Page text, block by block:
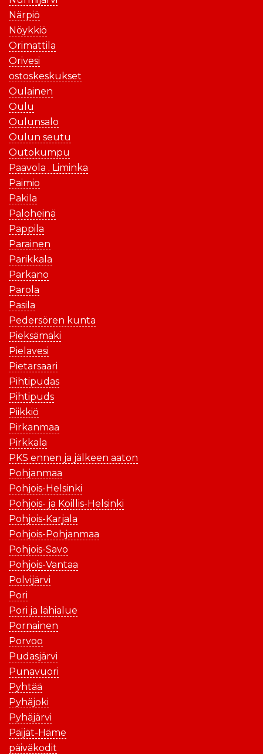
Närpiö
Nöykkiö
Orimattila
Orivesi
ostoskeskukset
Oulainen
Oulu
Oulunsalo
Oulun seutu
Outokumpu
Paavola . Liminka
Paimio
Pakila
Paloheinä
Pappila
Parainen
Parikkala
Parkano
Parola
Pasila
Pedersören kunta
Pieksämäki
Pielavesi
Pietarsaari
Pihtipudas
Pihtipuds
Piikkiö
Pirkanmaa
Pirkkala
PKS ennen ja jälkeen aaton
Pohjanmaa
Pohjois-Helsinki
Pohjois- ja Koillis-Helsinki
Pohjois-Karjala
Pohjois-Pohjanmaa
Pohjois-Savo
Pohjois-Vantaa
Polvijärvi
Pori
Pori ja lähialue
Pornainen
Porvoo
Pudasjärvi
Punavuori
Pyhtää
Pyhäjoki
Pyhäjärvi
Päijät-Häme
päiväkodit